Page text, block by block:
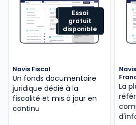
Essai
gratuit
disponible
Navis Fiscal
Un fonds documentaire
juridique dédié à la
fiscalité et mis à jour en
continu
La